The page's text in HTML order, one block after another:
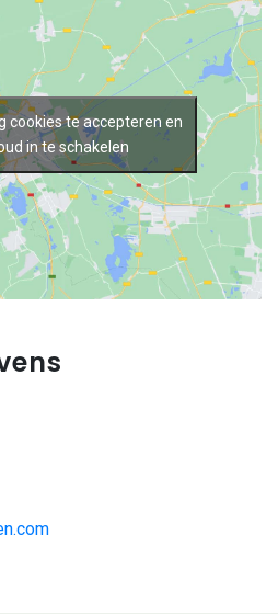
cookies te accepteren en
in te schakelen